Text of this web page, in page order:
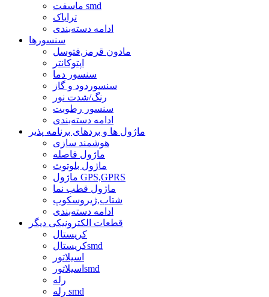
ماسفت smd
ترایاک
ادامه دسته‌بندی
سنسورها
مادون قرمز,فتوسل
اپتوکانتر
سنسور دما
سنسوردود و گاز
رنگ/شدت نور
سنسور رطوبت
ادامه دسته‌بندی
ماژول ها و بردهای برنامه پذیر
هوشمند سازی
ماژول فاصله
ماژول بلوتوث
ماژول GPS,GPRS
ماژول قطب نما
شتاب,ژیروسکوپ
ادامه دسته‌بندی
قطعات الکترونیکی دیگر
کریستال
کریستالsmd
اسیلاتور
اسیلاتورsmd
رله
رله smd